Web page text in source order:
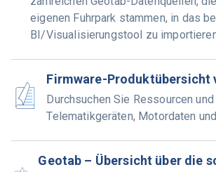
eigenen Fuhrpark stammen, in das
BI/Visualisierungstool zu
Firmware-Produktübersicht
Durchsuchen Sie Ressourcen
Telematikgeräten, Motordaten
Geotab – Übersicht über die